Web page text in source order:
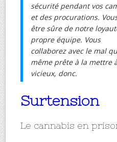
sécurité pendant vos
et des procurations.
être sûre de notre
propre équipe. Vous
collaborez avec le mal
même prête à la mettre
vicieux, donc.
Surtension
Le cannabis en